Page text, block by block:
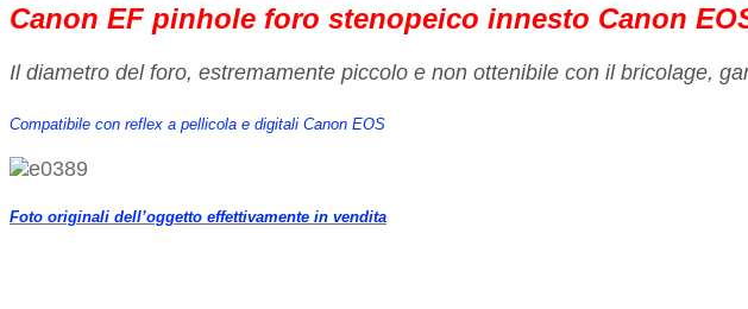
Canon EF pinhole foro stenopeico innesto Canon
Il diametro del foro, estremamente piccolo e non ottenibile con il bricolage,
Compatibile con reflex a pellicola e digitali Canon EOS
Foto originali dell’oggetto effettivamente in vendita